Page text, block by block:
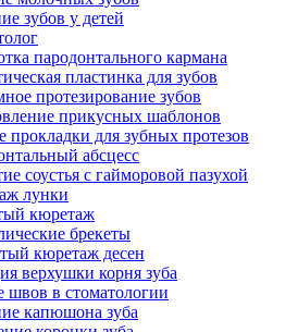
зубов у детей
пародонтального кармана
пластинка для зубов
протезирование зубов
прикусных шаблонов
прокладки для зубных протезов
абсцесс
соустья с гайморовой пазухой
лунки
кюретаж
брекеты
кюретаж десен
верхушки корня зуба
швов в стоматологии
капюшона зуба